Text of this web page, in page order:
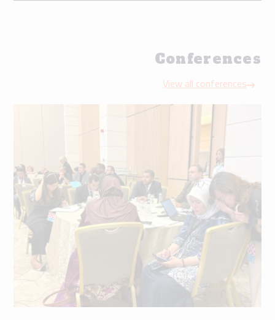
Conferences
View all conferences